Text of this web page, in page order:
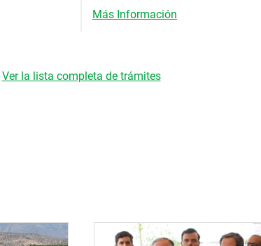
Más Información
Ver la lista completa de trámites